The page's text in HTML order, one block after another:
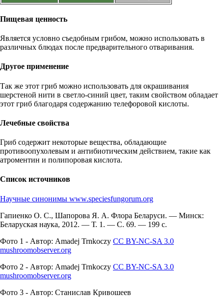
Пищевая ценность
Является условно съедобным грибом, можно использовать в
различных блюдах после предварительного отваривания.
Другое применение
Так же этот гриб можно использовать для окрашивания
шерстеной нити в светло-синий цвет, таким свойством обладает
этот гриб благодаря содержанию телефоровой кислоты.
Лечебные свойства
Гриб содержит некоторые вещества, обладающие
противоопухолевым и антибиотическим действием, такие как
атроментин и полипоровая кислота.
Список источников
Научные синонимы www.speciesfungorum.org
Гапиенко О. С., Шапорова Я. А. Флора Беларуси. — Минск:
Беларуская наука, 2012. — Т. 1. — С. 69. — 199 с.
Фото 1 - Автор: Amadej Trnkoczy CC BY-NC-SA 3.0
mushroomobserver.org
Фото 2 - Автор: Amadej Trnkoczy CC BY-NC-SA 3.0
mushroomobserver.org
Фото 3 - Автор: Станислав Кривошеев